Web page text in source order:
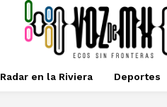
Radar en la Riviera Deportes